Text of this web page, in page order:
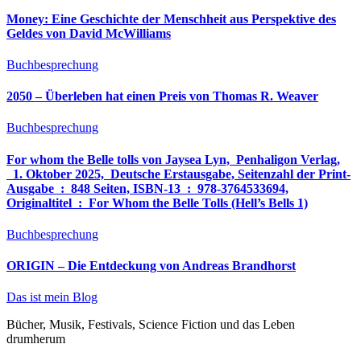
Money: Eine Geschichte der Menschheit aus Perspektive des
Geldes von David McWilliams
Buchbesprechung
2050 – Überleben hat einen Preis von Thomas R. Weaver
Buchbesprechung
For whom the Belle tolls von Jaysea Lyn, ‎ Penhaligon Verlag,
‎ 1. Oktober 2025, ‎ Deutsche Erstausgabe, Seitenzahl der Print-
Ausgabe ‏ : ‎ 848 Seiten, ISBN-13 ‏ : ‎ 978-3764533694,
Originaltitel ‏ : ‎ For Whom the Belle Tolls (Hell’s Bells 1)
Buchbesprechung
ORIGIN – Die Entdeckung von Andreas Brandhorst
Das ist mein Blog
Bücher, Musik, Festivals, Science Fiction und das Leben
drumherum